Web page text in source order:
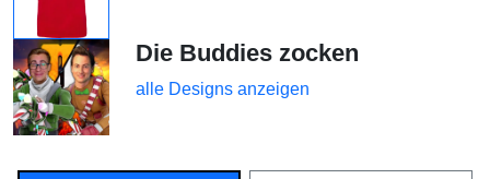
Die Buddies zocken
alle Designs anzeigen